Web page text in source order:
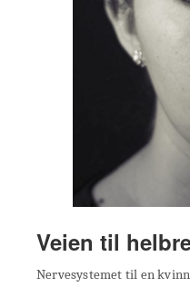
Veien til
Nervesystemet til en